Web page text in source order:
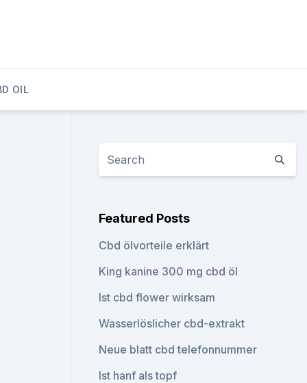
OIL
Featured Posts
Cbd ölvorteile erklärt
King kanine 300 mg cbd öl
Ist cbd flower wirksam
Wasserlöslicher cbd-extrakt
Neue blatt cbd telefonnummer
Ist hanf als topf